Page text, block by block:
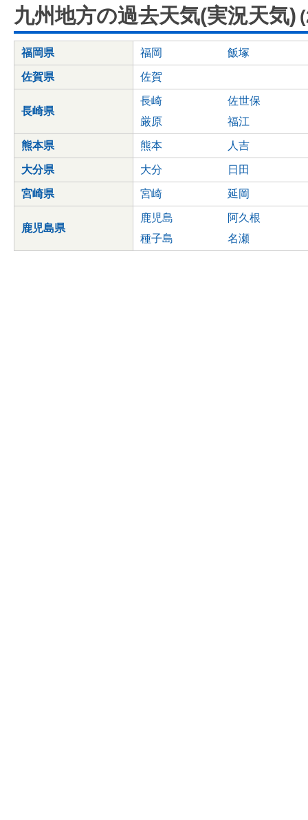
九州地方の過去天気(実況天気)
福岡県 福岡 飯塚
佐賀県 佐賀
長崎県
長崎
佐世保
厳原
福江
熊本県 熊本 人吉
大分県 大分 日田
宮崎県 宮崎 延岡
鹿児島県
鹿児島
阿久根
種子島
名瀬